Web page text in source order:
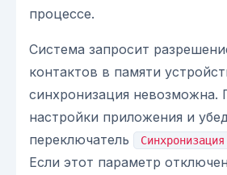
процессе.
Система запросит
контактов в памяти
синхронизация невозможна.
настройки приложения и
переключатель
Если этот параметр